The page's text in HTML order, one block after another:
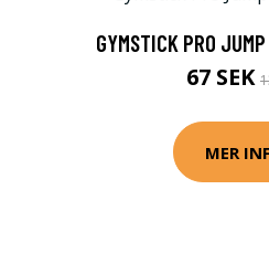
GYMSTICK PRO
67 SEK
MER